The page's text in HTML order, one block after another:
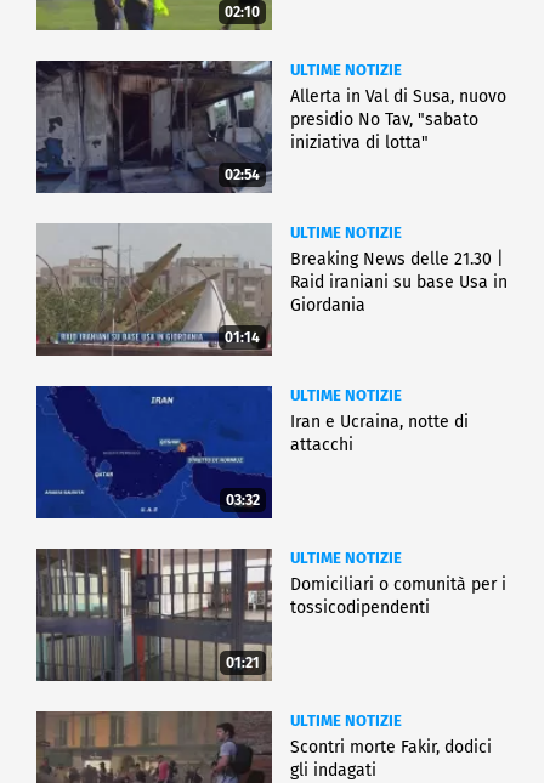
02:10
02:54
ULTIME NOTIZIE
Allerta in Val di Susa, nuovo
presidio No Tav, "sabato
iniziativa di lotta"
01:14
ULTIME NOTIZIE
Breaking News delle 21.30 |
Raid iraniani su base Usa in
Giordania
03:32
ULTIME NOTIZIE
Iran e Ucraina, notte di
attacchi
01:21
ULTIME NOTIZIE
Domiciliari o comunità per i
tossicodipendenti
ULTIME NOTIZIE
Scontri morte Fakir, dodici
gli indagati